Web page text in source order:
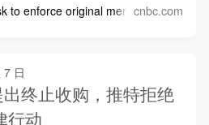
to enforce original merger agreement
cnbc.com
日
终止收购，推特拒绝
行动